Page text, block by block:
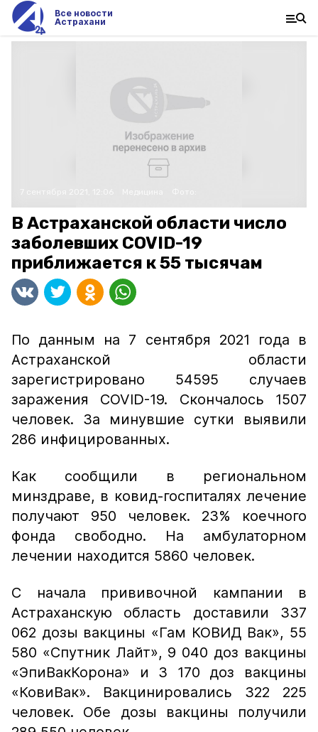
Все новости
Астрахани
В Астраханской области число
заболевших COVID-19
приближается к 55 тысячам
По данным на 7 сентября 2021 года в
Астраханской области
зарегистрировано 54595 случаев
заражения COVID-19. Скончалось 1507
человек. За минувшие сутки выявили
286 инфицированных.
Как сообщили в региональном
минздраве, в ковид-госпиталях лечение
получают 950 человек. 23% коечного
фонда свободно. На амбулаторном
лечении находится 5860 человек.
С начала прививочной кампании в
Астраханскую область доставили 337
062 дозы вакцины «Гам КОВИД Вак», 55
580 «Спутник Лайт», 9 040 доз вакцины
«ЭпиВакКорона» и 3 170 доз вакцины
«КовиВак». Вакцинировались 322 225
человек. Обе дозы вакцины получили